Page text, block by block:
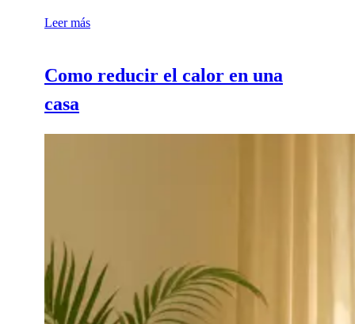
Leer más
Como reducir el calor en una
casa